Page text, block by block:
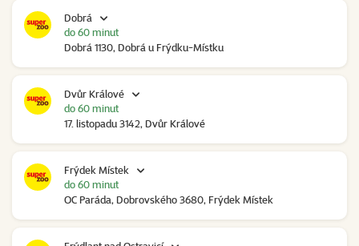
Dobrá
Dobrá 1130, Dobrá u Frýdku-Místku
do 60 minut
Dvůr Králové
17. listopadu 3142, Dvůr Králové
do 60 minut
Frýdek Místek
OC Paráda, Dobrovského 3680, Frýdek Místek
do 60 minut